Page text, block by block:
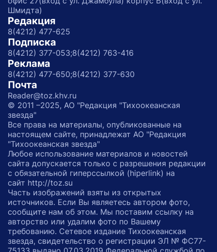
Шмидта)
Редакция
8(4212) 477-625
Подписка
8(4212) 377-053;8(4212) 763-416
Реклама
8(4212) 477-650;8(4212) 377-630
Почта
Reader@toz.khv.ru
© 2011 –2025, АО "Редакция "Тихоокеанская
звезда"
Все права на материалы, опубликованные на
настоящем сайте, принадлежат АО "Редакция
"Тихоокеанская звезда"
Любое использование материалов и новостей
сайта допускается только с разрешения редакции
с обязательной гиперссылкой (hiperlink) на
сайт http://toz.su
Часть изображений взяты из открытых
источников. Если Вы являетесь автором фото,
сообщите нам об этом. Мы поставим ссылку на
авторство или удалим фото по Вашему
требованию. Сетевое издание Тихоокеанская
звезда, свидетельство о регистрации ЭЛ № ФС77-